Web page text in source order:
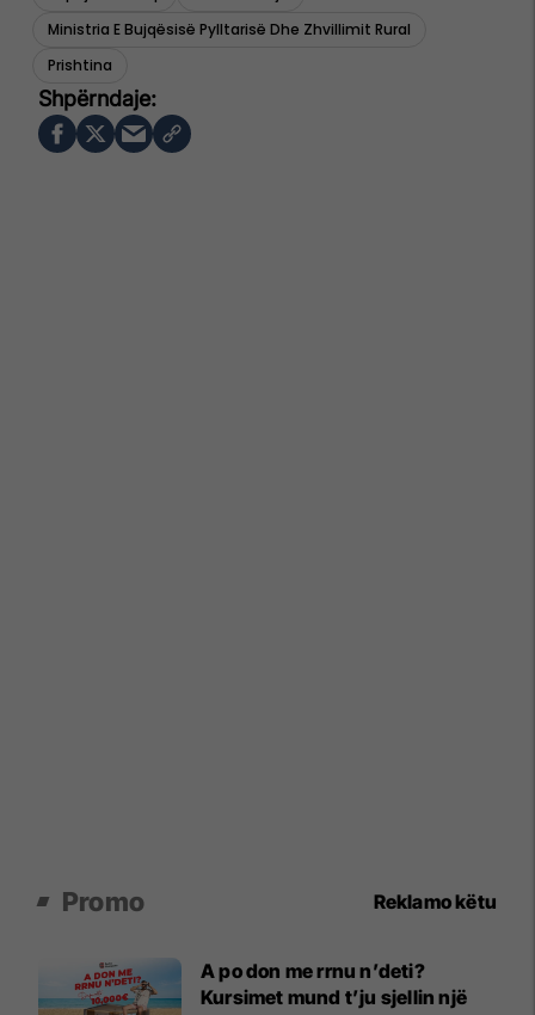
Ministria E Bujqësisë Pylltarisë Dhe Zhvillimit Rural
Prishtina
Promo Reklamo këtu
A po don me rrnu n’deti?
Kursimet mund t’ju sjellin një